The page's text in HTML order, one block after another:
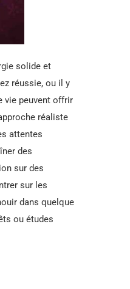
solide et
réussie, ou il y
vie peuvent offrir
réaliste
attentes
des
sur des
sur les
dans quelque
ou études